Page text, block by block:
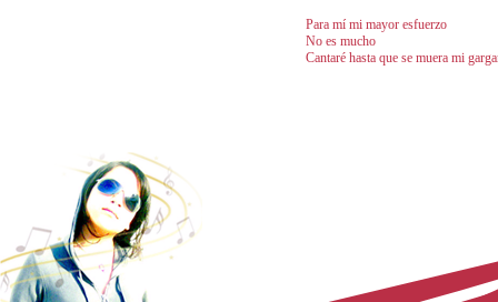
Para mí mi mayor esfuerzo
No es mucho
Cantaré hasta que se muera mi